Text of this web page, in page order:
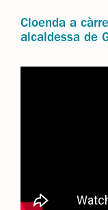
Cloenda a
alcaldessa de